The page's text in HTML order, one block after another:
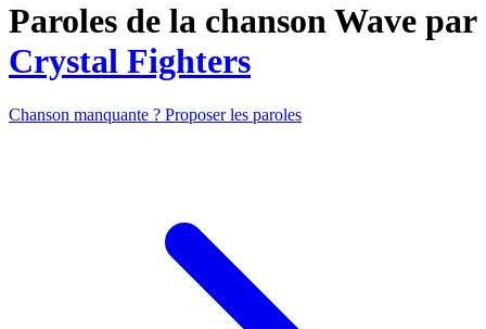
Paroles de la chanson Wave par
Crystal Fighters
Chanson manquante ? Proposer les paroles